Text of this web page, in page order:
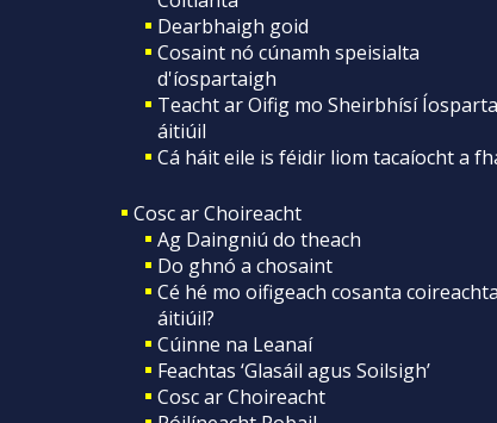
Dearbhaigh goid
Cosaint nó cúnamh speisialta
d'íospartaigh
Teacht ar Oifig mo Sheirbhísí
áitiúil
Cá háit eile is féidir liom tacaíocht a
Cosc ar Choireacht
Ag Daingniú do theach
Do ghnó a chosaint
Cé hé mo oifigeach cosanta coireachta
áitiúil?
Cúinne na Leanaí
Feachtas ‘Glasáil agus Soilsigh’
Cosc ar Choireacht